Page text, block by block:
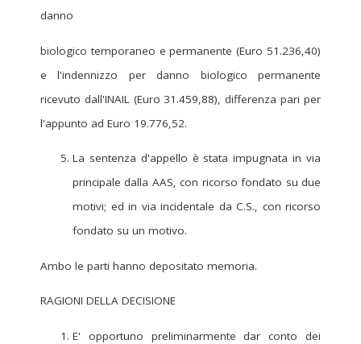
danno
biologico temporaneo e permanente (Euro 51.236,40)
e l'indennizzo per danno biologico permanente
ricevuto dall'INAIL (Euro 31.459,88), differenza pari per
l'appunto ad Euro 19.776,52.
La sentenza d'appello è stata impugnata in via
principale dalla AAS, con ricorso fondato su due
motivi; ed in via incidentale da C.S., con ricorso
fondato su un motivo.
Ambo le parti hanno depositato memoria.
RAGIONI DELLA DECISIONE
E' opportuno preliminarmente dar conto dei